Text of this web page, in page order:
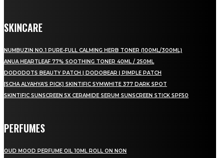
SKINCARE
NUMBUZIN NO.1 PURE-FULL CALMING HERB TONER (100ML/300ML)
ANUA HEARTLEAF 77% SOOTHING TONER 40ML / 250ML
DODODOTS BEAUTY PATCH | DODOBEAR | PIMPLE PATCH
[SCHA ALYAHYA’S PICK] SKINTIFIC SYMWHITE 377 DARK SPOT
SKINTIFIC SUNSCREEN 5X CERAMIDE SERUM SUNSCREEN STICK SPF50
PERFUMES
OUD MOOD PERFUME OIL 10ML ROLL ON NON